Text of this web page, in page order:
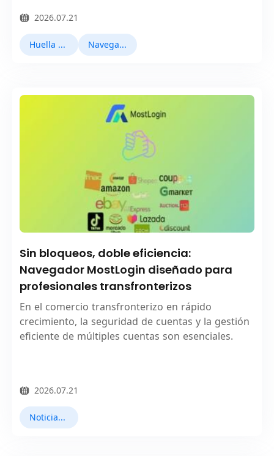
2026.07.21
Huella digital del navegador Navegadores antidetect
Sin bloqueos, doble eficiencia:
Navegador MostLogin diseñado para
profesionales transfronterizos
En el comercio transfronterizo en rápido
crecimiento, la seguridad de cuentas y la gestión
eficiente de múltiples cuentas son esenciales.
2026.07.21
Noticias destacadas